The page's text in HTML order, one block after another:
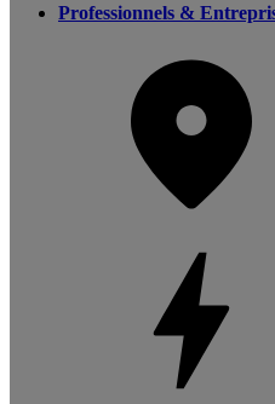
Professionnels &